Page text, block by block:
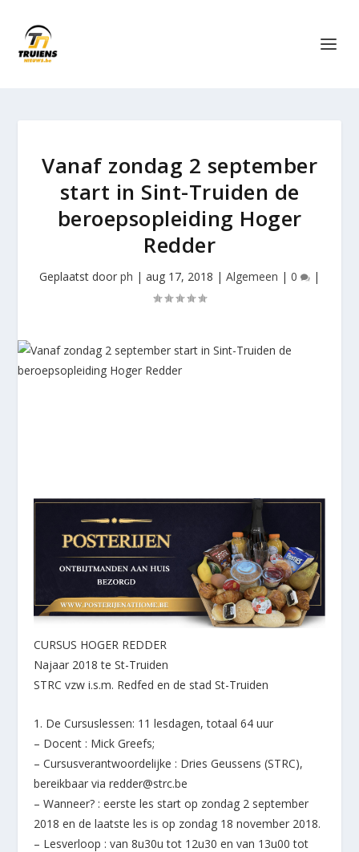
Vanaf zondag 2 september
start in Sint-Truiden de
beroepsopleiding Hoger
Redder
Geplaatst door ph | aug 17, 2018 | Algemeen | 0 |
CURSUS HOGER REDDER
Najaar 2018 te St-Truiden
STRC vzw i.s.m. Redfed en de stad St-Truiden
1. De Cursuslessen: 11 lesdagen, totaal 64 uur
– Docent : Mick Greefs;
– Cursusverantwoordelijke : Dries Geussens (STRC),
bereikbaar via redder@strc.be
– Wanneer? : eerste les start op zondag 2 september
2018 en de laatste les is op zondag 18 november 2018.
– Lesverloop : van 8u30u tot 12u30 en van 13u00 tot